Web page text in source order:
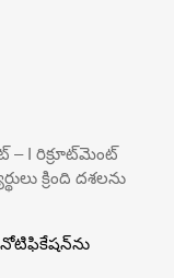
I రిక్రూట్‌మెంట్
క్రింది దశలను